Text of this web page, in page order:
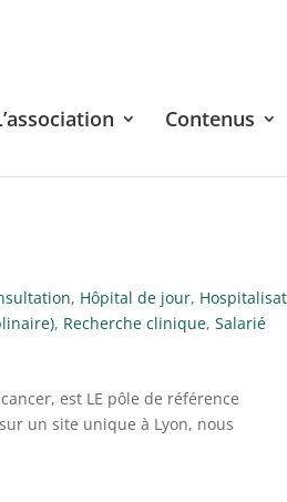
Contenus
, Hôpital de jour,
, Recherche clinique,Salarié
est LE pôle de référence
un site unique à Lyon, nous